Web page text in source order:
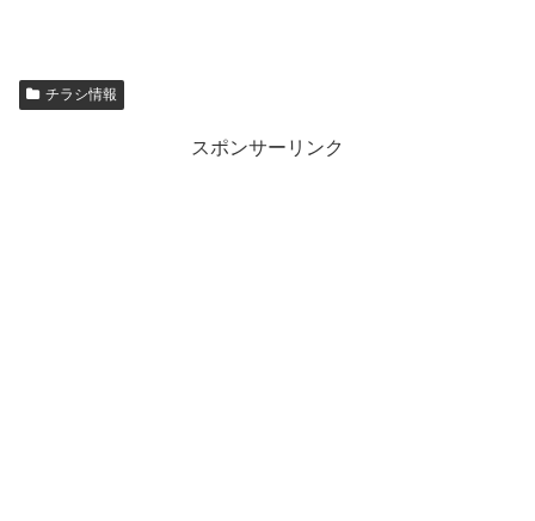
チラシ情報
スポンサーリンク